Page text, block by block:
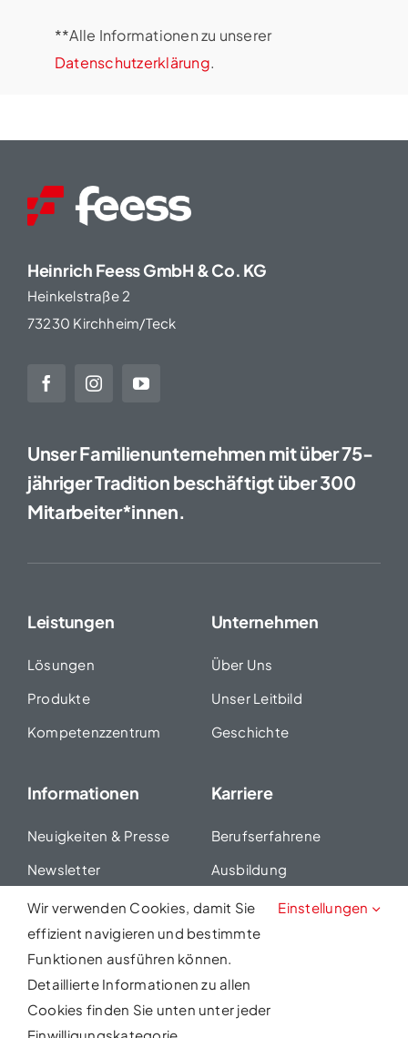
**Alle Informationen zu unserer
Datenschutzerklärung.
Heinrich Feess GmbH & Co. KG
Heinkelstraße 2
73230 Kirchheim/Teck
Unser Familienunternehmen mit über 75-
jähriger Tradition beschäftigt über 300
Mitarbeiter*innen.
Leistungen
Lösungen
Produkte
Kompetenzzentrum
Unternehmen
Über Uns
Unser Leitbild
Geschichte
Informationen
Neuigkeiten & Presse
Newsletter
Seminare
Karriere
Berufserfahrene
Ausbildung
Duales Studium
Kontakt Impressum
Datenschutzerklärung
Wir verwenden Cookies, damit Sie
effizient navigieren und bestimmte
Funktionen ausführen können.
Detaillierte Informationen zu allen
Cookies finden Sie unten unter jeder
Einstellungen